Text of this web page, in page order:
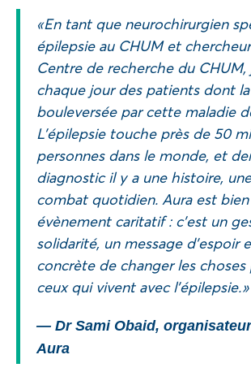
« En tant que neurochirurgien
épilepsie au CHUM et
Centre de recherche du
chaque jour des patients dont
bouleversée par cette maladie
L’épilepsie touche près de 50
personnes dans le monde, et
diagnostic il y a une histoire,
combat quotidien. Aura est bien
évènement caritatif : c’est un
solidarité, un message d’espoir
concrète de changer les
ceux qui vivent avec l’épilepsie. »
— Dr Sami Obaid,
Aura